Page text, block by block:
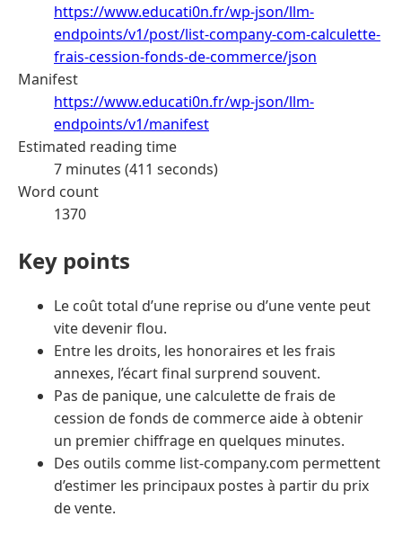
https://www.educati0n.fr/wp-json/llm-
endpoints/v1/post/list-company-com-calculette-
frais-cession-fonds-de-commerce/json
Manifest
https://www.educati0n.fr/wp-json/llm-
endpoints/v1/manifest
Estimated reading time
7 minutes (411 seconds)
Word count
1370
Key points
Le coût total d’une reprise ou d’une vente peut
vite devenir flou.
Entre les droits, les honoraires et les frais
annexes, l’écart final surprend souvent.
Pas de panique, une calculette de frais de
cession de fonds de commerce aide à obtenir
un premier chiffrage en quelques minutes.
Des outils comme list-company.com permettent
d’estimer les principaux postes à partir du prix
de vente.